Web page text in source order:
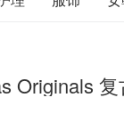
Originals